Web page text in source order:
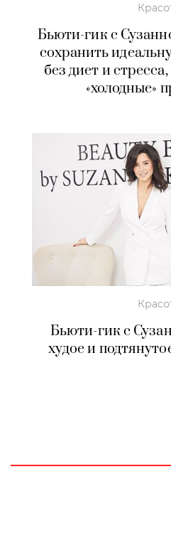
Бьюти-гик с
сохранить
без диет и
«холодные»
Бьюти-гик с
худое и